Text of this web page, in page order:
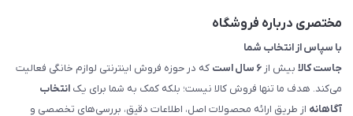
مختصری درباره فروشگاه
با سپاس از انتخاب شما
جاست کالا بیش از ۶ سال است
که در حوزه فروش اینترنتی لوازم خانگی فعالیت
می‌کند. هدف ما تنها فروش کالا نیست؛ بلکه کمک به شما برای یک انتخاب
آگاهانه از طریق ارائه محصولات اصل، اطلاعات دقیق، بررسی‌های تخصصی و